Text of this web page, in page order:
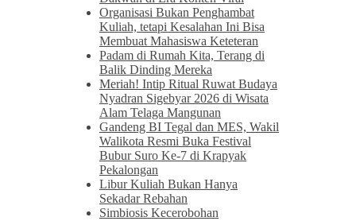
Organisasi Bukan Penghambat
Kuliah, tetapi Kesalahan Ini Bisa
Membuat Mahasiswa Keteteran
Padam di Rumah Kita, Terang di
Balik Dinding Mereka
Meriah! Intip Ritual Ruwat Budaya
Nyadran Sigebyar 2026 di Wisata
Alam Telaga Mangunan
Gandeng BI Tegal dan MES, Wakil
Walikota Resmi Buka Festival
Bubur Suro Ke-7 di Krapyak
Pekalongan
Libur Kuliah Bukan Hanya
Sekadar Rebahan
Simbiosis Kecerobohan